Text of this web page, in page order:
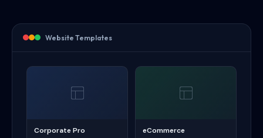
Website Templates
Corporate Pro
eCommerce